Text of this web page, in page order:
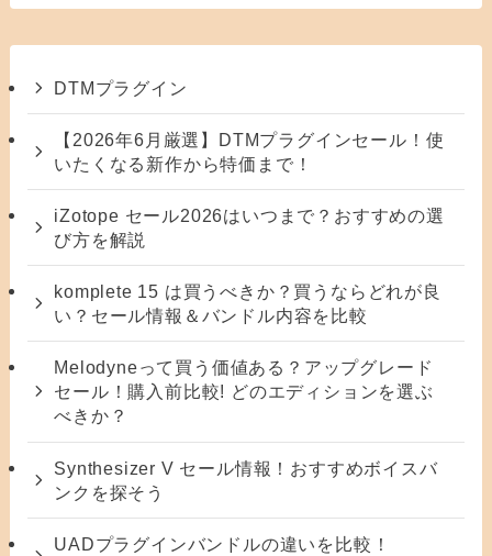
DTMプラグイン
【2026年6月厳選】DTMプラグインセール！使
いたくなる新作から特価まで！
iZotope セール2026はいつまで？おすすめの選
び方を解説
komplete 15 は買うべきか？買うならどれが良
い？セール情報＆バンドル内容を比較
Melodyneって買う価値ある？アップグレード
セール！購入前比較! どのエディションを選ぶ
べきか？
Synthesizer V セール情報！おすすめボイスバ
ンクを探そう
UADプラグインバンドルの違いを比較！